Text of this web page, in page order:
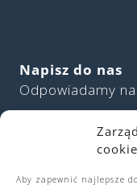
cookie
Aby zapewnić najlepsze
Napisz do nas
Odpowiadamy
The Pigeon Loft
167 Beaumont